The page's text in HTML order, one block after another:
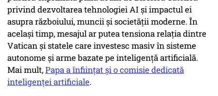
privind dezvoltarea tehnologiei AI și impactul ei
asupra războiului, muncii și societății moderne. În
același timp, mesajul ar putea tensiona relația dintre
Vatican și statele care investesc masiv în sisteme
autonome și arme bazate pe inteligență artificială.
Mai mult,Papa a înființat și o comisie dedicată
inteligenței artificiale.